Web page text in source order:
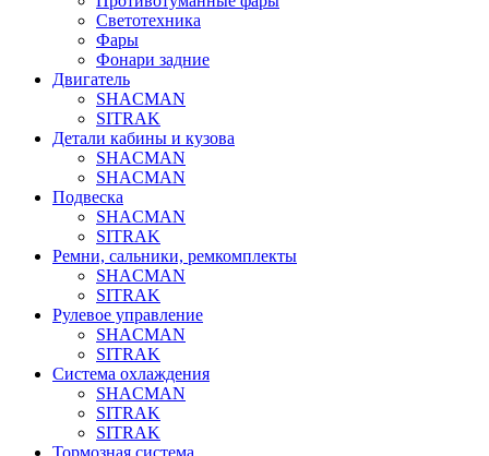
Светотехника
Фары
Фонари задние
Двигатель
SHACMAN
SITRAK
Детали кабины и кузова
SHACMAN
SHACMAN
Подвеска
SHACMAN
SITRAK
Ремни, сальники, ремкомплекты
SHACMAN
SITRAK
Рулевое управление
SHACMAN
SITRAK
Система охлаждения
SHACMAN
SITRAK
SITRAK
Тормозная система